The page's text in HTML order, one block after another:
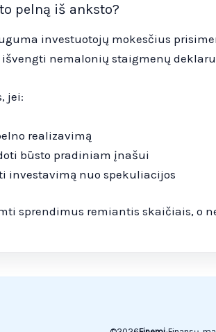
pelną iš anksto?
investuotojų mokesčius
nemalonių staigmenų
jei:
realizavimą
būsto pradiniam įnašui
investavimą nuo spekuliacijos
sprendimus remiantis skaičiais, o